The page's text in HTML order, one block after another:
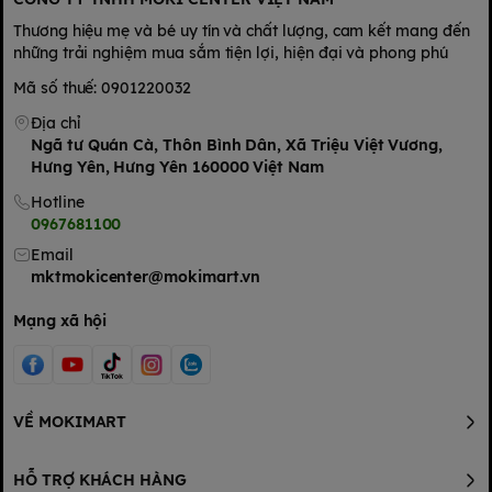
Lưu ý khi pha sữa
Pha 1 muỗng (9,2g) Aptamil 2 Toddler Formula với 50ml nước.
Chỉ pha sẵn 1 bình cho một lần dùng.
Thương hiệu mẹ và bé uy tín và chất lượng, cam kết mang đến
những trải nghiệm mua sắm tiện lợi, hiện đại và phong phú
Mã số thuế: 0901220032
Địa chỉ
Ngã tư Quán Cà, Thôn Bình Dân, Xã Triệu Việt Vương,
Hưng Yên, Hưng Yên 160000 Việt Nam
Hotline
0967681100
Email
mktmokicenter@mokimart.vn
Mạng xã hội
VỀ MOKIMART
HỖ TRỢ KHÁCH HÀNG